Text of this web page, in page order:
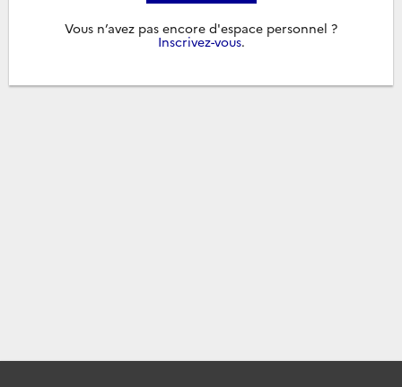
Vous n’avez pas encore d'espace personnel ?
Inscrivez-vous.